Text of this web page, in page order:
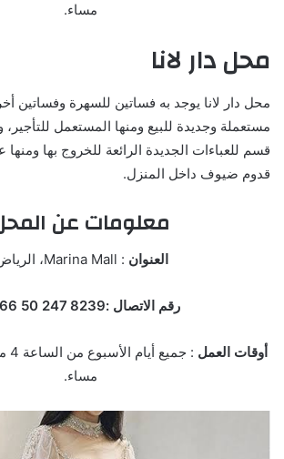
مساء.
محل دار لانا
محل دار لانا يوجد به فساتين للسهرة وفساتين
مستعملة وجديدة للبيع ومنها المستعمل
قسم للعباءات الجديدة الرائعة للخروج بها
قدوم ضيوف داخل المنزل.
معلومات عن
العنوان : Marina Mall، الرياض.
رقم الاتصال :‏‪+966 50 247 8239‬‏‬
أوقات العمل
مساء.